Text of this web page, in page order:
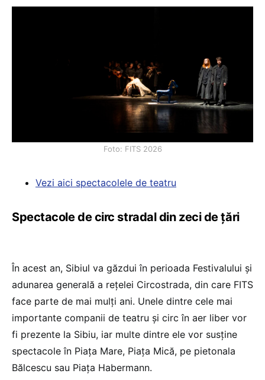
Foto: FITS 2026
Vezi aici spectacolele de teatru
Spectacole de circ stradal din zeci de țări
În acest an, Sibiul va găzdui în perioada Festivalului şi
adunarea generală a reţelei Circostrada, din care FITS
face parte de mai mulţi ani. Unele dintre cele mai
importante companii de teatru şi circ în aer liber vor
fi prezente la Sibiu, iar multe dintre ele vor susţine
spectacole în Piaţa Mare, Piaţa Mică, pe pietonala
Bălcescu sau Piaţa Habermann.